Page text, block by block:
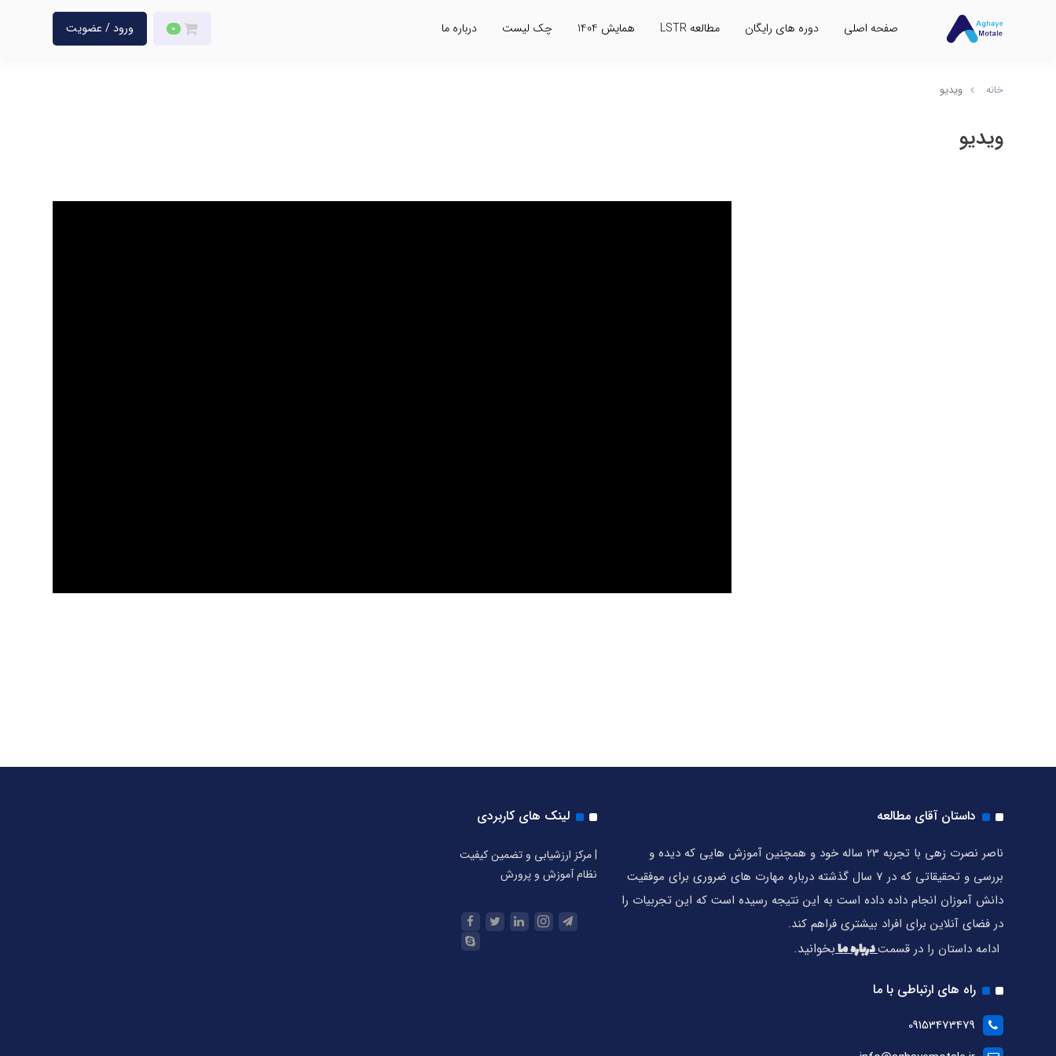
صفحه اصلی دوره های رایگان مطالعه LSTR همایش 1404 چک لیست درباره ما 0 ورود / عضویت
خانه ویدیو
ویدیو
داستان آقای مطالعه
ناصر نصرت زهی با تجربه 23 ساله خود و همچنین آموزش هایی که دیده و
بررسی و تحقیقاتی که در 7 سال گذشته درباره مهارت های ضروری برای موفقیت
دانش آموزان انجام داده داده است به این نتیجه رسیده است که این تجربیات را
در فضای آنلاین برای افراد بیشتری فراهم کند.
ادامه داستان را در قسمتدرباره مابخوانید.
راه های ارتباطی با ما
09153473479
لینک های کاربردی
| مرکز ارزشیابی و تضمین کیفیت
نظام آموزش و پرورش